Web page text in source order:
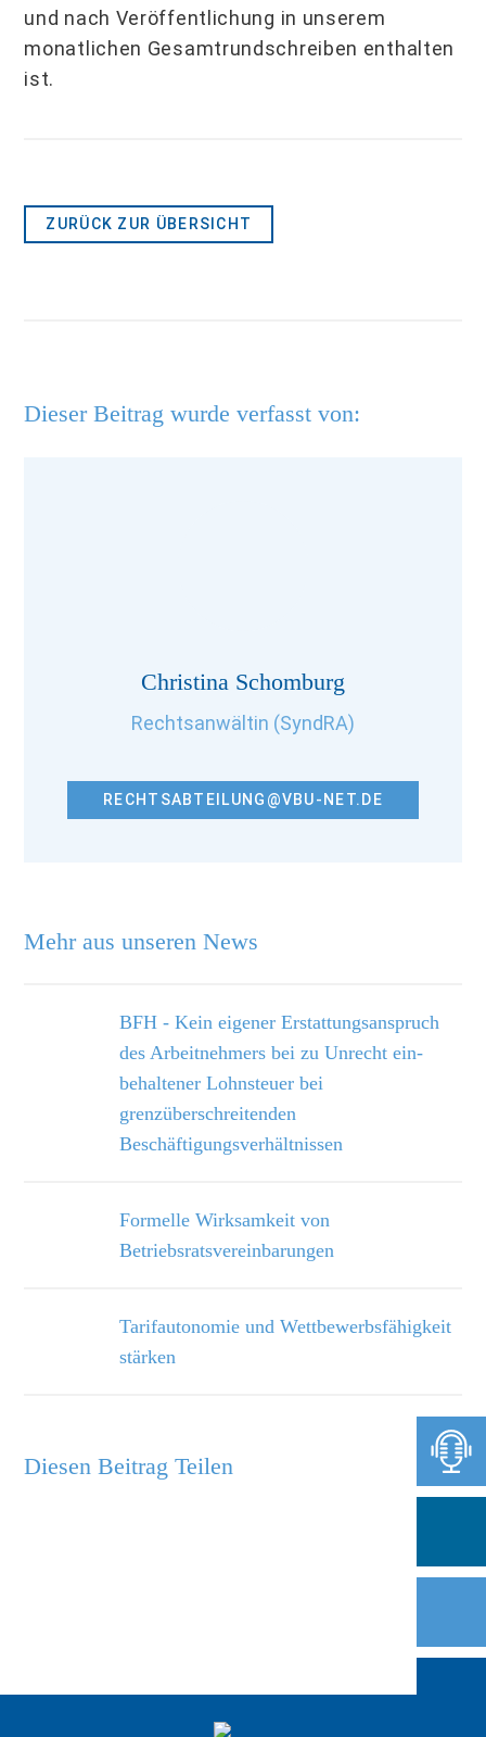
und nach Veröffentlichung in unserem
monatlichen Gesamtrundschreiben enthalten
ist.
ZURÜCK ZUR ÜBERSICHT
Mehr aus unseren News
BFH - Kein eigener Erstattungsanspruch
des Arbeitnehmers bei zu Unrecht ein­
behaltener Lohnsteuer bei
grenzüberschreitenden
Beschäftigungsverhältnissen
Formelle Wirksamkeit von
Betriebsratsvereinbarungen
Tarifautonomie und Wettbewerbsfähigkeit
stärken
Dieser Beitrag wurde verfasst von:
Christina Schomburg
Rechtsanwältin (SyndRA)
RECHTSABTEILUNG@VBU-NET.DE
Diesen Beitrag Teilen